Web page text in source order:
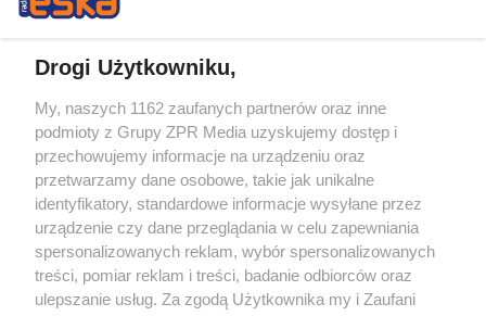
Żaden utwór zamieszczony w serwisie nie może być powielany i
rozpowszechniany lub dalej rozpowszechniany w jakikolwiek sposób (w
tym także elektroniczny lub mechaniczny) na jakimkolwiek polu
eksploatacji w jakiejkolwiek formie, włącznie z umieszczaniem w
Internecie bez pisemnej zgody właściciela praw. Jakiekolwiek użycie lub
wykorzystanie utworów w całości lub w części z naruszeniem prawa,
tzn. bez właściwej zgody, jest zabronione pod groźbą kary i może być
ścigane prawnie.
Drogi Użytkowniku,
My, naszych 1162 zaufanych partnerów oraz inne
podmioty z Grupy ZPR Media uzyskujemy dostęp i
przechowujemy informacje na urządzeniu oraz
przetwarzamy dane osobowe, takie jak unikalne
identyfikatory, standardowe informacje wysyłane przez
urządzenie czy dane przeglądania w celu zapewniania
spersonalizowanych reklam, wybór spersonalizowanych
treści, pomiar reklam i treści, badanie odbiorców oraz
ulepszanie usług. Za zgodą Użytkownika my i Zaufani